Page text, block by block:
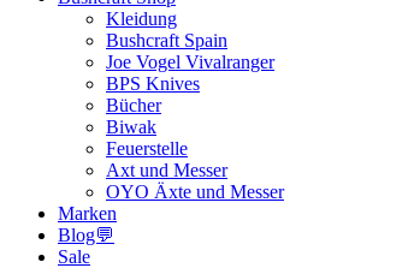
Kleidung
Bushcraft Spain
Joe Vogel Vivalranger
BPS Knives
Bücher
Biwak
Feuerstelle
Axt und Messer
OYO Äxte und Messer
Marken
Blog💬
Sale